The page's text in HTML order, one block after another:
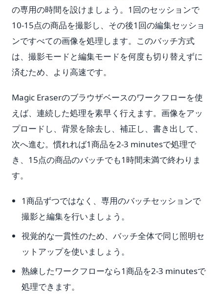
の専用の時間を設けましょう。1回のセッションで
10-15点の商品を撮影し、その後1回の編集セッショ
ンですべての画像を処理します。このバッチ方式
は、撮影モードと編集モードを何度も切り替えずに
済むため、より高速です。
Magic Eraserのブラウザベースのワークフローを使
えば、連続した処理を素早く行えます。画像をアッ
プロードし、背景を除去し、補正し、書き出して、
次へ進む。慣れれば1商品を2-3 minutesで処理で
き、15点の商品のバッチでも1時間未満で終わりま
す。
1商品ずつではなく、専用のバッチセッションで
撮影と編集を行いましょう。
視覚的な一貫性のため、バッチ全体で同じ照明セ
ットアップを使いましょう。
熟練したワークフローなら1商品を2-3 minutesで
処理できます。